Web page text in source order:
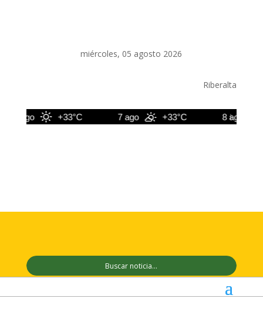
miércoles, 05 agosto 2026
Riberalta
+33°C 7 ago +33°C 8 ago